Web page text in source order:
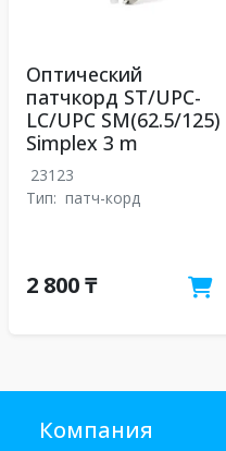
Оптический
патчкорд ST/UPC-
LC/UPC SM(62.5/125)
Simplex 3 m
23123
Тип: патч-корд
2 800 ₸
Компания